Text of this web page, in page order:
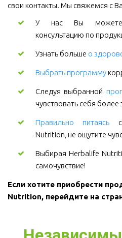
свои контакты. Мы свяжемся с
У нас Вы можете
консультацию по
Узнать больше о
Выбрать программу
Следуя выбранной
чувствовать себя
Правильно питаясь с
Nutrition, не ощутите
Выбирая Herbalife
самочувствие!
Если хотите приобрести
Nutrition, перейдите на